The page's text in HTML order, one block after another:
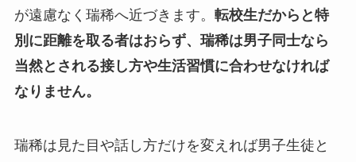
が遠慮なく瑞稀へ近づきます。 転校生だからと特
別に距離を取る者はおらず、瑞稀は男子同士なら
当然とされる接し方や生活習慣に合わせなければ
なりません。
瑞稀は見た目や話し方だけを変えれば男子生徒と